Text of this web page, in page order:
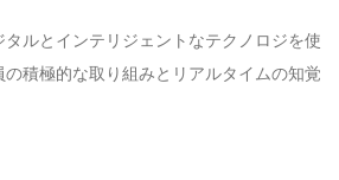
ルとインテリジェントなテクノロジを使
積極的な取り組みとリアルタイムの知覚